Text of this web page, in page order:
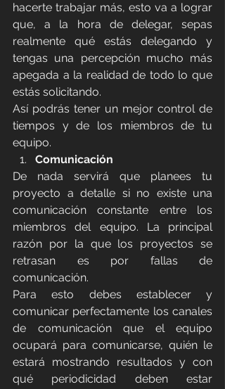
hacerte trabajar más, esto va a lograr
que, a la hora de delegar, sepas
realmente qué estás delegando y
tengas una percepción mucho más
apegada a la realidad de todo lo que
estás solicitando.
Así podrás tener un mejor control de
tiempos y de los miembros de tu
equipo.
Comunicación
De nada servirá que planees tu
proyecto a detalle si no existe una
comunicación constante entre los
miembros del equipo. La principal
razón por la que los proyectos se
retrasan es por fallas de
comunicación.
Para esto debes establecer y
comunicar perfectamente los canales
de comunicación que el equipo
ocupará para comunicarse, quién le
estará mostrando resultados y con
qué periodicidad deben estar